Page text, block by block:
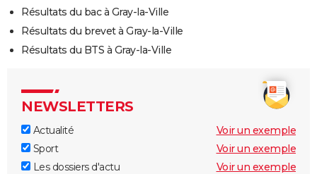
Résultats du bac à Gray-la-Ville
Résultats du brevet à Gray-la-Ville
Résultats du BTS à Gray-la-Ville
NEWSLETTERS
Actualité
Voir un exemple
Sport
Voir un exemple
Les dossiers d'actu
Voir un exemple